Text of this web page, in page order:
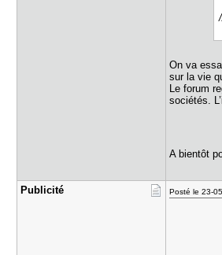
On va
sur la vie
Le forum
sociétés.
A bientôt
Publicité Posté le 23-